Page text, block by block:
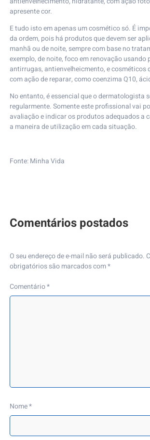
apresente cor.
E tudo isto em apenas um cosmético só. É
da ordem, pois há produtos que devem ser
manhã ou de noite, sempre com base no
exemplo, de noite, foco em renovação usando
antirrugas, antienvelheicmento, e cosméticos
com ação de reparar, como coenzima Q10,
No entanto, é essencial que o dermatologista
regularmente. Somente este profissional vai
avaliação e indicar os produtos adequados a
a maneira de utilização em cada situação.
Fonte:Minha Vida
O seu endereço de e-mail não será publicado.
obrigatórios são marcados com*
Comentário*
Nome*